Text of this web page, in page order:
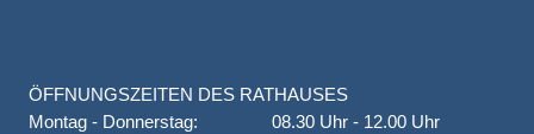
ÖFFNUNGSZEITEN DES RATHAUSES
Montag - Donnerstag:
08.30 Uhr - 12.00 Uhr